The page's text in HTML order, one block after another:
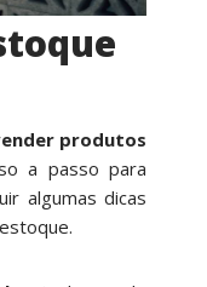
produtos
a passo para
algumas dicas